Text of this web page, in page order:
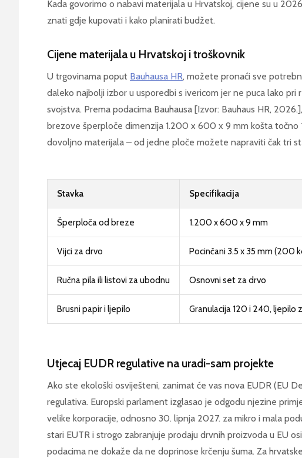
Kada govorimo o nabavi materijala u Hrvatskoj, cijene su u
znati gdje kupovati i kako planirati budžet.
Cijene materijala u Hrvatskoj i troškovnik
U trgovinama poput Bauhausa HR, možete pronaći sve
daleko najbolji izbor u usporedbi s ivericom jer ne puca lako pri
svojstva. Prema podacima Bauhausa [Izvor: Bauhaus HR,
brezove šperploče dimenzija 1.200 x 600 x 9 mm košta točno
dovoljno materijala – od jedne ploče možete napraviti čak tri
Stavka Specifikacija
Šperploča od breze 1.200 x 600 x 9 mm
Vijci za drvo Pocinčani 3.5 x 35 mm (200
Ručna pila ili listovi za ubodnu Osnovni set za drvo
Brusni papir i ljepilo Granulacija 120 i 240, ljepilo
Utjecaj EUDR regulative na uradi-sam projekte
Ako ste ekološki osviješteni, zanimat će vas nova EUDR (EU
regulativa. Europski parlament izglasao je odgodu njezine
velike korporacije, odnosno 30. lipnja 2027. za mikro i mala
stari EUTR i strogo zabranjuje prodaju drvnih proizvoda u EU
podacima ne dokaže da ne doprinose krčenju šuma. Za